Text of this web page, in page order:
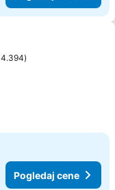
4.394
Pogledaj cene